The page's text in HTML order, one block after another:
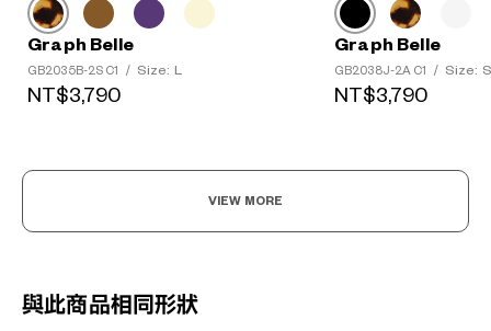
Graph Belle
GB2035B-2S C1 / Size: L
NT$3,790
Graph Belle
GB2038J-2A C1 / Size: S
NT$3,790
VIEW MORE
與此商品相同形狀